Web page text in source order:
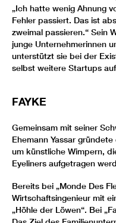
„Ich hatte wenig Ahnung
Fehler passiert. Das ist
zweimal passieren.“ Sein
junge Unternehmerinnen
unterstützt sie bei der
selbst weitere Startups
FAYKE
Gemeinsam mit seiner
Ehemann Yassar gründete
um künstliche Wimpern,
Eyeliners aufgetragen
Bereits bei „Monde Des
Wirtschaftsingenieur mit
„Höhle der Löwen“. Bei